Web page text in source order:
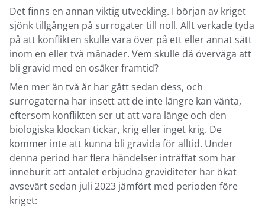
Det finns en annan viktig utveckling. I början av kriget
sjönk tillgången på surrogater till noll. Allt verkade tyda
på att konflikten skulle vara över på ett eller annat sätt
inom en eller två månader. Vem skulle då överväga att
bli gravid med en osäker framtid?
Men mer än två år har gått sedan dess, och
surrogaterna har insett att de inte längre kan vänta,
eftersom konflikten ser ut att vara länge och den
biologiska klockan tickar, krig eller inget krig. De
kommer inte att kunna bli gravida för alltid. Under
denna period har flera händelser inträffat som har
inneburit att antalet erbjudna graviditeter har ökat
avsevärt sedan juli 2023 jämfört med perioden före
kriget: